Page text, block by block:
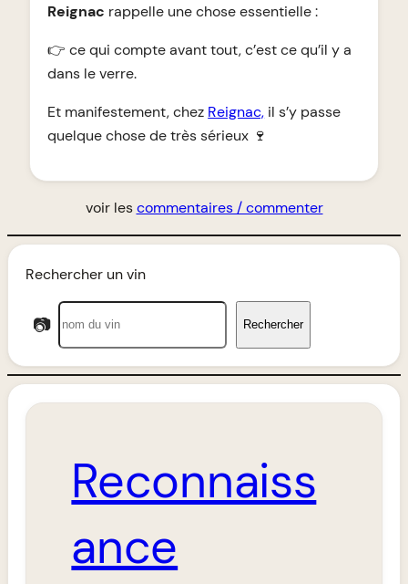
Reignac rappelle une chose essentielle :
👉 ce qui compte avant tout, c’est ce qu’il y a
dans le verre.
Et manifestement, chez Reignac, il s’y passe
quelque chose de très sérieux 🍷
voir lescommentaires / commenter
Rechercher un vin
📷 Rechercher
Reconnaiss
ance